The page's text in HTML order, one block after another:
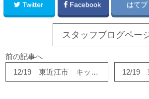
Twitter Facebook はてブ
スタッフブログペー
前の記事へ
12/19 東近江市 キッチンリフォーム